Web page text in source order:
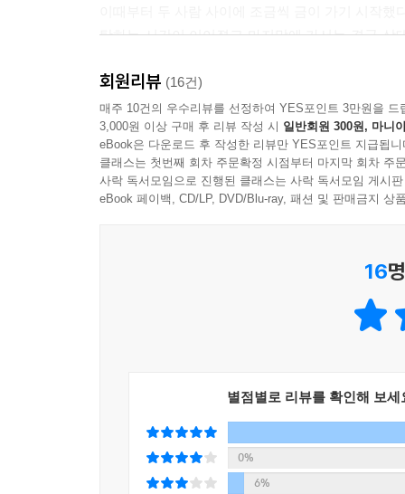
탓하는 시간이 이어졌고 마지막에 가서는 결국
아니라 대화하고 싶었는데 방법을 몰랐던 게 아닐
인간관계로 스트레스받느니 나 자신을 지키기 위
답이 아니”라고 말한다. 저자에 따르면, 관계의 악
사실을 인정하는 것부터 관계 개선은 시작된다고
그렇다고 ‘자기 탓’을 하라는 말이 아니다. 상호
의견에 일단 동조하고 보는 성향이라는 것을 알아
요리 경연 대회에 참가한 두 요리사는 경연 마감
오렌지 껍질이 필요했다는 사실은 뒤늦게야
나눴더라면, 결과는 달라질 수 있지 않았을까?
회원리뷰 (16건)
매주 10건의 우수리뷰를 선정하여 YES포인트 3만원을 드
3,000원 이상 구매 후 리뷰 작성 시 일반회원 300원, 마니
eBook은 다운로드 후 작성한 리뷰만 YES포인트 지급됩니
클래스는 첫번째 회차 주문확정 시점부터 마지막 회차 주
사락 독서모임으로 진행된 클래스는 사락 독서모임 게시
eBook 페이백, CD/LP, DVD/Blu-ray, 패션 및 판매금지 상
16
별점별로 리뷰를 확인해 보세
0%
6%